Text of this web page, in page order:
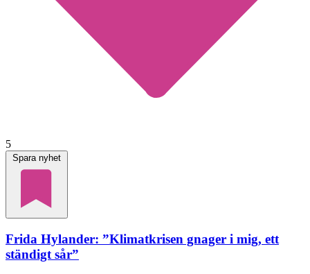
5
Spara nyhet
Frida Hylander: ”Klimatkrisen gnager i mig, ett
ständigt sår”